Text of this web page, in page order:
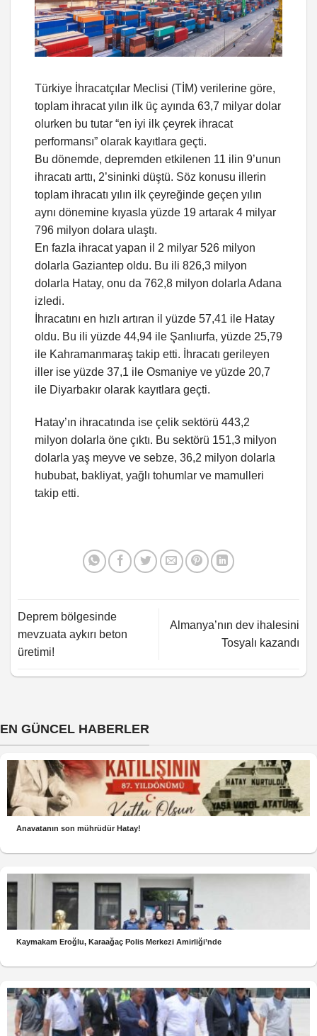
Türkiye İhracatçılar Meclisi (TİM) verilerine göre,
toplam ihracat yılın ilk üç ayında 63,7 milyar dolar
olurken bu tutar “en iyi ilk çeyrek ihracat
performansı” olarak kayıtlara geçti.
Bu dönemde, depremden etkilenen 11 ilin 9’unun
ihracatı arttı, 2’sininki düştü. Söz konusu illerin
toplam ihracatı yılın ilk çeyreğinde geçen yılın
aynı dönemine kıyasla yüzde 19 artarak 4 milyar
796 milyon dolara ulaştı.
En fazla ihracat yapan il 2 milyar 526 milyon
dolarla Gaziantep oldu. Bu ili 826,3 milyon
dolarla Hatay, onu da 762,8 milyon dolarla Adana
izledi.
İhracatını en hızlı artıran il yüzde 57,41 ile Hatay
oldu. Bu ili yüzde 44,94 ile Şanlıurfa, yüzde 25,79
ile Kahramanmaraş takip etti. İhracatı gerileyen
iller ise yüzde 37,1 ile Osmaniye ve yüzde 20,7
ile Diyarbakır olarak kayıtlara geçti.
Hatay’ın ihracatında ise çelik sektörü 443,2
milyon dolarla öne çıktı. Bu sektörü 151,3 milyon
dolarla yaş meyve ve sebze, 36,2 milyon dolarla
hububat, bakliyat, yağlı tohumlar ve mamulleri
takip etti.
Deprem bölgesinde
mevzuata aykırı beton
üretimi!
Almanya’nın dev ihalesini
Tosyalı kazandı
EN GÜNCEL HABERLER
Anavatanın son mührüdür Hatay!
Kaymakam Eroğlu, Karaağaç Polis Merkezi Amirliği’nde